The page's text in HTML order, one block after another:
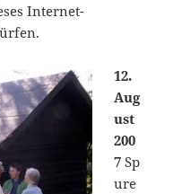
Internet-
12.
Aug
ust
200
7 Sp
ure